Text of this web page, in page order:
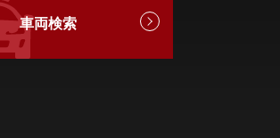
車両検索